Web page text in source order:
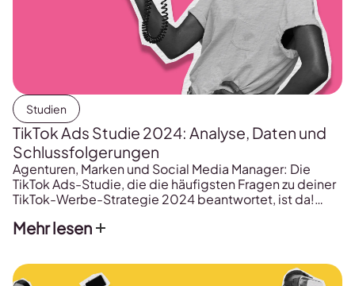
Studien
TikTok Ads Studie 2024: Analyse, Daten und
Schlussfolgerungen
Agenturen, Marken und Social Media Manager: Die
TikTok Ads-Studie, die die häufigsten Fragen zu deiner
TikTok-Werbe-Strategie 2024 beantwortet, ist da!
gestellt und in der TikTok Ads Studie 2024 beantwortet
Mehr lesen